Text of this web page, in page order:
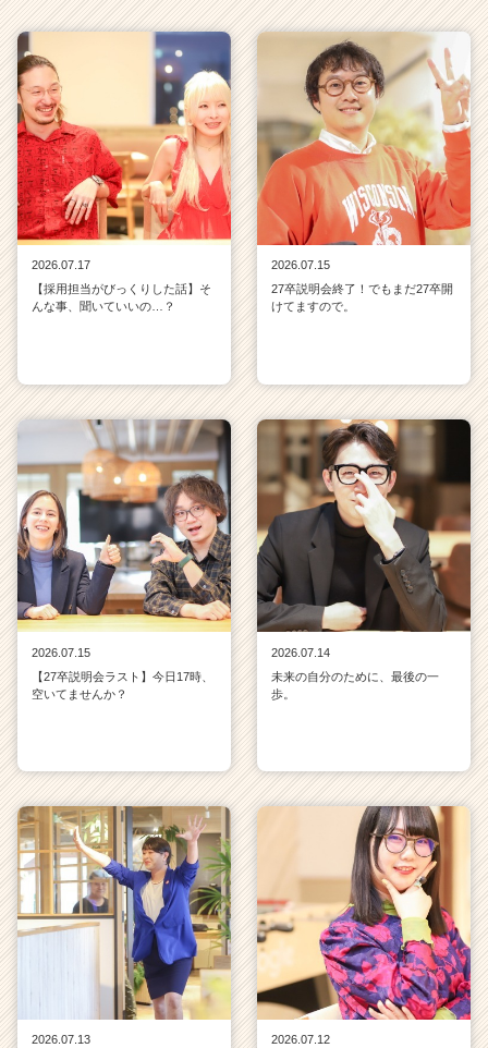
2026.07.17
【採用担当がびっくりした話】そ
んな事、聞いていいの…？
2026.07.15
27卒説明会終了！でもまだ27卒開
けてますので。
2026.07.15
【27卒説明会ラスト】今日17時、
空いてませんか？
2026.07.14
未来の自分のために、最後の一
歩。
2026.07.13
2026.07.12